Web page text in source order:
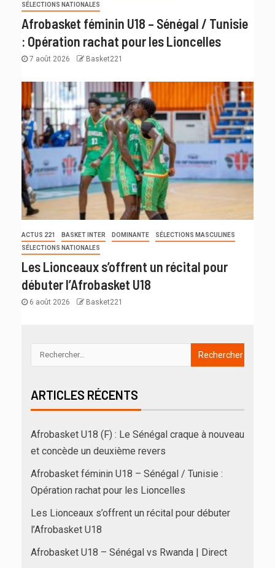
SÉLECTIONS NATIONALES
Afrobasket féminin U18 – Sénégal / Tunisie
: Opération rachat pour les Lioncelles
7 août 2026 Basket221
ACTUS 221 BASKET INTER DOMINANTE
SÉLECTIONS MASCULINES
SÉLECTIONS NATIONALES
Les Lionceaux s’offrent un récital pour
débuter l’Afrobasket U18
6 août 2026 Basket221
ARTICLES RÉCENTS
Afrobasket U18 (F) : Le Sénégal craque à nouveau
et concède un deuxième revers
Afrobasket féminin U18 – Sénégal / Tunisie :
Opération rachat pour les Lioncelles
Les Lionceaux s’offrent un récital pour débuter
l’Afrobasket U18
Afrobasket U18 – Sénégal vs Rwanda | Direct